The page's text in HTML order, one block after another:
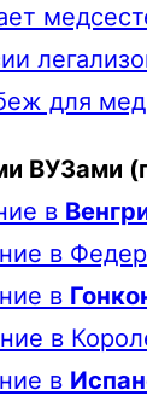
для
ВУЗами
в
в
в
в
в